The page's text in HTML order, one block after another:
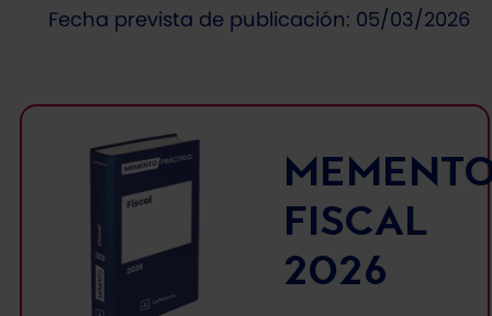
Fecha prevista de publicación: 05/03/2026
FISCAL
2026